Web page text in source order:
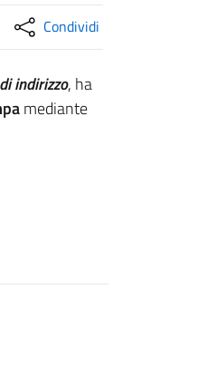
Condividi
indirizzo, ha
mediante